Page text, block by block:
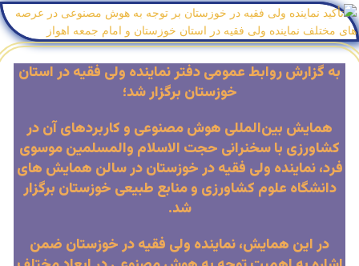
به گزارش روابط عمومی دفتر نماینده ولی فقیه در استان
خوزستان برگزار شد؛
همایش بین‌المللی هوش مصنوعی و کاربردهای آن در
کشاورزی با سخنرانی حجت الاسلام والمسلمین موسوی
فرد، نماینده ولی فقیه در خوزستان در سالن همایش های
دانشگاه علوم‌ کشاورزی و منابع طبیعی خوزستان برگزار
شد.
در این همایش، نماینده ولی فقیه در خوزستان ضمن